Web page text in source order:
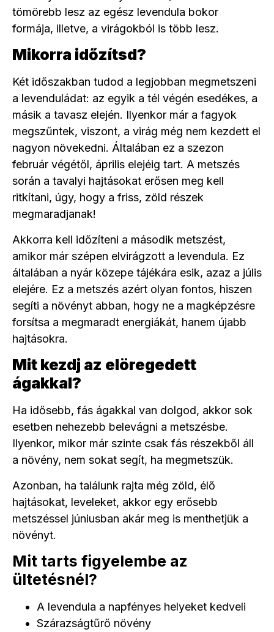
tömörebb lesz az egész levendula bokor
formája, illetve, a virágokból is több lesz.
Mikorra időzítsd?
Két időszakban tudod a legjobban megmetszeni
a levenduládat: az egyik a tél végén esedékes, a
másik a tavasz elején. Ilyenkor már a fagyok
megszűntek, viszont, a virág még nem kezdett el
nagyon növekedni. Általában ez a szezon
február végétől, április elejéig tart. A metszés
során a tavalyi hajtásokat erősen meg kell
ritkítani, úgy, hogy a friss, zöld részek
megmaradjanak!
Akkorra kell időzíteni a második metszést,
amikor már szépen elvirágzott a levendula. Ez
általában a nyár közepe tájékára esik, azaz a júlis
elejére. Ez a metszés azért olyan fontos, hiszen
segíti a növényt abban, hogy ne a magképzésre
forsítsa a megmaradt energiákát, hanem újabb
hajtásokra.
Mit kezdj az elöregedett
ágakkal?
Ha idősebb, fás ágakkal van dolgod, akkor sok
esetben nehezebb belevágni a metszésbe.
Ilyenkor, mikor már szinte csak fás részekből áll
a növény, nem sokat segít, ha megmetszük.
Azonban, ha találunk rajta még zöld, élő
hajtásokat, leveleket, akkor egy erősebb
metszéssel júniusban akár meg is menthetjük a
növényt.
Mit tarts figyelembe az
ültetésnél?
A levendula a napfényes helyeket kedveli
Szárazságtűrő növény